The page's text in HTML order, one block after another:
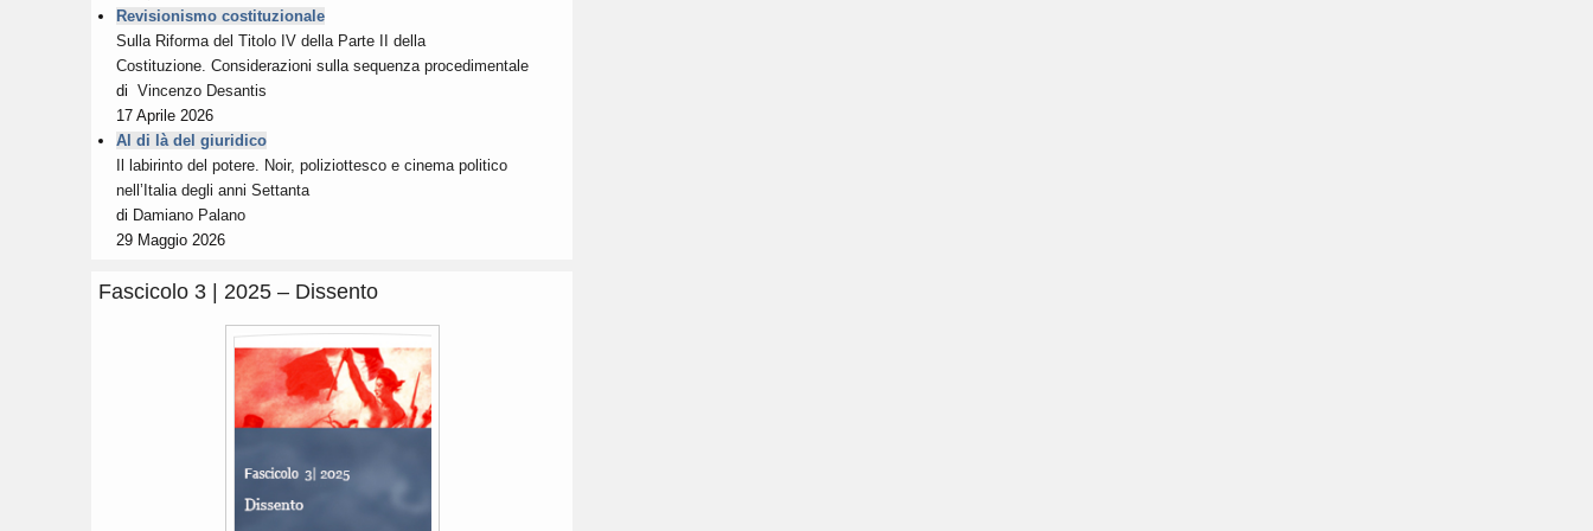
Revisionismo costituzionale
Sulla Riforma del Titolo IV della Parte II della
Costituzione. Considerazioni sulla sequenza procedimentale
di Vincenzo Desantis
17 Aprile 2026
Al di là del giuridico
Il labirinto del potere. Noir, poliziottesco e cinema politico
nell’Italia degli anni Settanta
di Damiano Palano
29 Maggio 2026
Fascicolo 3 | 2025 – Dissento